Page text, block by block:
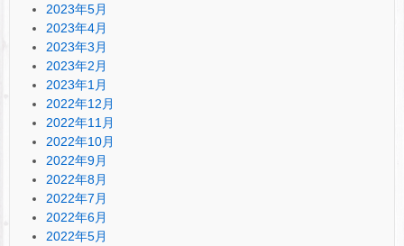
2023年5月
2023年4月
2023年3月
2023年2月
2023年1月
2022年12月
2022年11月
2022年10月
2022年9月
2022年8月
2022年7月
2022年6月
2022年5月